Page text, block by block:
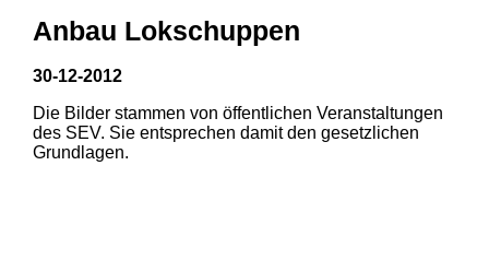
1 2
Anbau Lokschuppen
30-12-2012
Die Bilder stammen von öffentlichen Veranstaltungen
des SEV. Sie entsprechen damit den gesetzlichen
Grundlagen.